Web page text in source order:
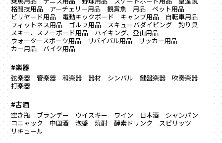
格闘技用品
アーチェリー用品 観賞魚 用品
ペット用品
ビリヤード用品
電動キックボード キャンプ用品
自転車用品
フィットネス用品
ゴルフ用品 スキューバダイビング
釣り具
スキー、スノーボード用品
ハイキング、登山用品
ウォータースポーツ用品
サバイバル用品
サッカー用品
カー用品
バイク用品
#楽器
弦楽器 管楽器 和楽器 器材 シンバル 鍵盤楽器
吹奏楽器
打楽器
#古酒
空き瓶 ブランデー ウイスキー ワイン 日本酒
シャンパン
コニャック
中国酒 泡盛 焼酎 酵素ドリンク
スピリッツ
リキュール